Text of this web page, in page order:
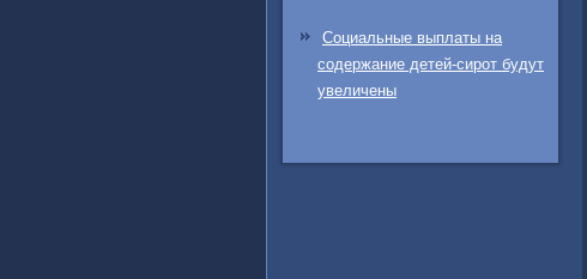
Социальные выплаты на
содержание детей-сирот будут
увеличены